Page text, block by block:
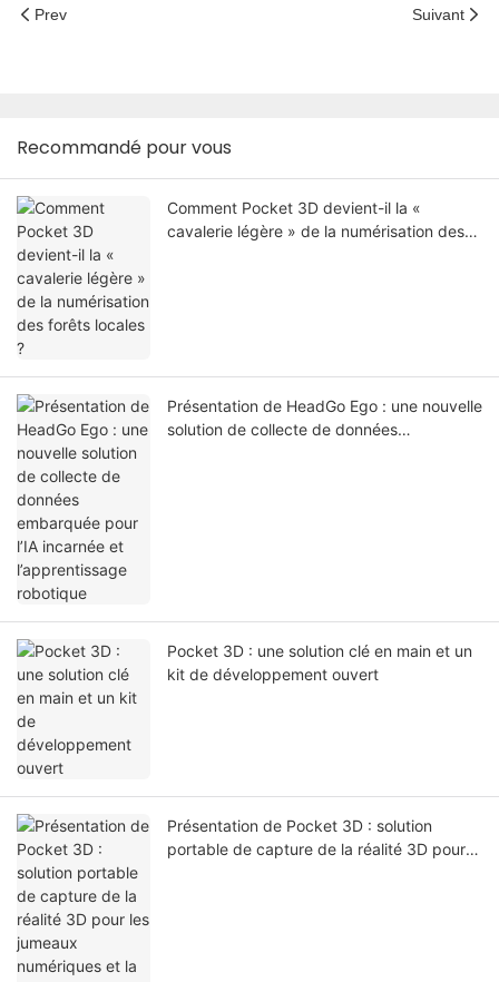
Prev Suivant
Recommandé pour vous
Comment Pocket 3D devient-il la «
cavalerie légère » de la numérisation des
Présentation de HeadGo Ego : une nouvelle
solution de collecte de données
Pocket 3D : une solution clé en main et un
kit de développement ouvert
Présentation de Pocket 3D : solution
portable de capture de la réalité 3D pour